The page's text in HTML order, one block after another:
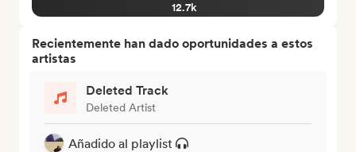
12.7k
Recientemente han dado oportunidades a estos
artistas
Deleted Track
Deleted Artist
Añadido al playlist